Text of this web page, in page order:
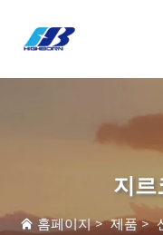
지르
홈페이지>제품>